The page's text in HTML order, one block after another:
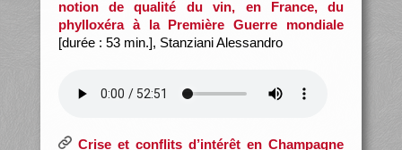
notion de qualité du vin, en France, du
phylloxéra à la Première Guerre mondiale
[durée : 53 min.], Stanziani Alessandro
Crise et conflits d’intérêt en Champagne